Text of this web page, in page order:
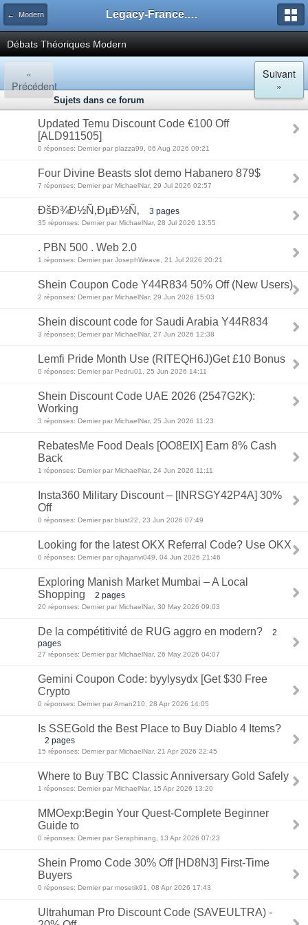
← Modern Legacy-France.org - Forum
Débats Théoriques Modern
«
Précédent
Suivant
»
Sujets dans ce forum
Updated Temu Discount Code €100 Off
[ALD911505]
0 réponses: Dernier par plazza99, 06 Aug 2026 09:21
Four Divine Beasts slot demo Habanero 879$
7 réponses: Dernier par MichaelNar, 29 Jul 2026 02:57
ÐšÐ¾Ð½Ñ‚ÐµÐ½Ñ‚ 3 pages
35 réponses: Dernier par MichaelNar, 28 Jul 2026 13:55
. PBN 500 . Web 2.0
1 réponses: Dernier par JosephWeave, 21 Jul 2026 20:21
Shein Coupon Code Y44R834 50% Off (New Users)
2 réponses: Dernier par MichaelNar, 29 Jun 2026 15:03
Shein discount code for Saudi Arabia Y44R834
3 réponses: Dernier par MichaelNar, 27 Jun 2026 12:38
Lemfi Pride Month Use (RITEQH6J)Get £10 Bonus
0 réponses: Dernier par Pedru01, 25 Jun 2026 14:11
Shein Discount Code UAE 2026 (2547G2K):
Working
3 réponses: Dernier par MichaelNar, 25 Jun 2026 11:23
RebatesMe Food Deals [OO8EIX] Earn 8% Cash
Back
1 réponses: Dernier par MichaelNar, 24 Jun 2026 11:11
Insta360 Military Discount – [INRSGY42P4A] 30%
Off
0 réponses: Dernier par blust22, 23 Jun 2026 07:49
Looking for the latest OKX Referral Code? Use OKX
0 réponses: Dernier par ojhajanvi049, 04 Jun 2026 21:46
Exploring Manish Market Mumbai – A Local
Shopping
2 pages
20 réponses: Dernier par MichaelNar, 30 May 2026 09:03
De la compétitivité de RUG aggro en modern?
2
pages
27 réponses: Dernier par MichaelNar, 26 May 2026 04:07
Gemini Coupon Code: byylysydx [Get $30 Free
Crypto
0 réponses: Dernier par Aman210, 28 Apr 2026 14:05
Is SSEGold the Best Place to Buy Diablo 4 Items?
2 pages
15 réponses: Dernier par MichaelNar, 21 Apr 2026 22:45
Where to Buy TBC Classic Anniversary Gold Safely
1 réponses: Dernier par MichaelNar, 15 Apr 2026 13:20
MMOexp:Begin Your Quest-Complete Beginner
Guide to
0 réponses: Dernier par Seraphinang, 13 Apr 2026 07:23
Shein Promo Code 30% Off [HD8N3] First-Time
Buyers
0 réponses: Dernier par mosetik91, 08 Apr 2026 17:43
Ultrahuman Pro Discount Code (SAVEULTRA) -